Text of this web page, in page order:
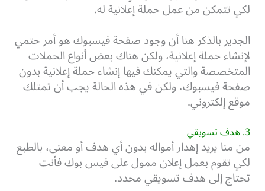
لكي تتمكن من عمل حملة إعلانية له.
الجدير بالذكر هنا أن وجود صفحة فيسبوك هو أمر حتمي
لإنشاء حملة إعلانية، ولكن هناك بعض أنواع الحملات
المتخصصة والتي يمكنك فيها إنشاء حملة إعلانية بدون
صفحة فيسبوك، ولكن في هذه الحالة يجب أن تمتلك
موقع إلكتروني.
3. هدف تسويقي
من منا يريد إهدار أمواله بدون أي هدف أو معنى، بالطبع
لكي تقوم بعمل إعلان ممول على فيس بوك فأنت
تحتاج إلى هدف تسويقي محدد.